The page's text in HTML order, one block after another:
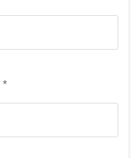
*